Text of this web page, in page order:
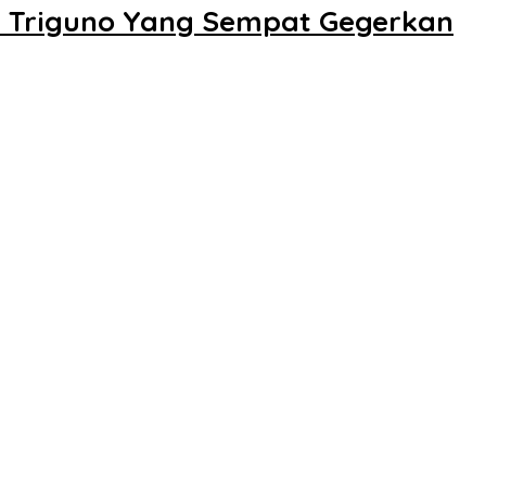
Yang Sempat Gegerkan